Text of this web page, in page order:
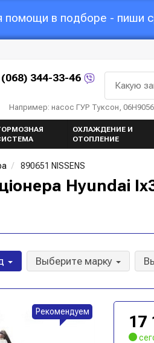
помощи в подборе - пиши
(068) 344-33-46
Какую
Например: насос ГУР Туксон,
ОХЛАЖДЕНИЕ И
ОТОПЛЕНИЕ
890651 NISSENS
Hyundai
Выберите марку
Рекомендуем
17